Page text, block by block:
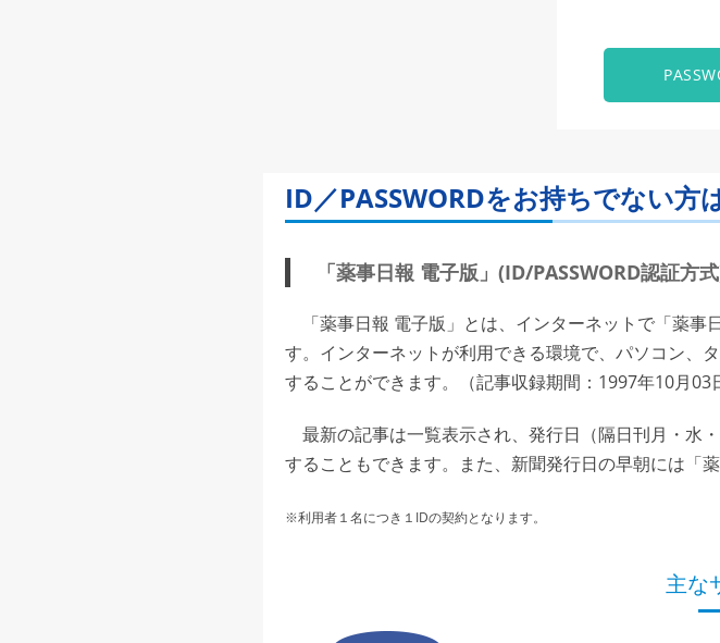
ID／PASSWORDをお持ちでない方
「薬事日報 電子版」(ID/PASSWORD認証方
「薬事日報 電子版」とは、インターネットで「薬事
す。インターネットが利用できる環境で、パソコン、
することができます。（記事収録期間：1997年10月03
最新の記事は一覧表示され、発行日（隔日刊月・水
することもできます。また、新聞発行日の早朝には「
※利用者１名につき１IDの契約となります。
主な